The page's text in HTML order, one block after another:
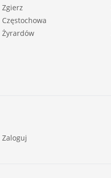
Zgierz
Częstochowa
Żyrardów
Zaloguj